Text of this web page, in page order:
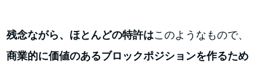
残念ながら、ほとんどの特許はこのようなもので、
商業的に価値のあるブロックポジションを作るため